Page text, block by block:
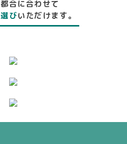
合に合わせて
びいただけます。